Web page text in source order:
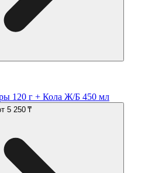
120 г + Кола Ж/Б 450 мл
5 250 ₸